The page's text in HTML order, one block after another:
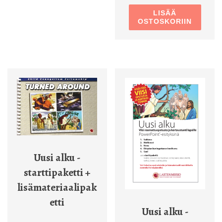
LISÄÄ
OSTOSKORIIN
Uusi alku -
starttipaketti +
lisämateriaalipak
etti
Uusi alku -